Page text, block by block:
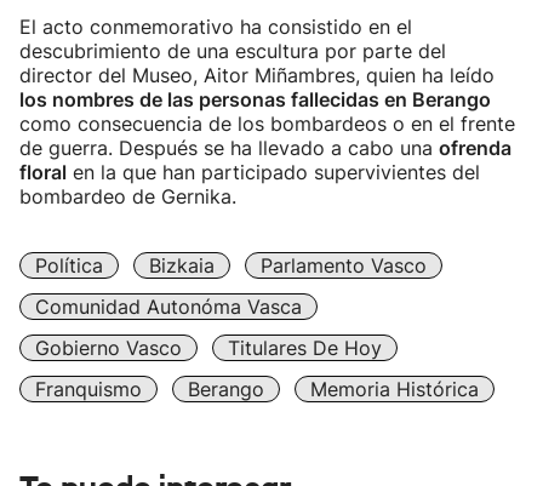
El acto conmemorativo ha consistido en el
descubrimiento de una escultura por parte del
director del Museo, Aitor Miñambres, quien ha leído
los nombres de las personas fallecidas en Berango
como consecuencia de los bombardeos o en el frente
de guerra. Después se ha llevado a cabo una ofrenda
floral en la que han participado supervivientes del
bombardeo de Gernika.
Política Bizkaia
Parlamento Vasco
Comunidad Autonóma Vasca
Gobierno Vasco
Titulares De Hoy
Franquismo
Berango Memoria Histórica